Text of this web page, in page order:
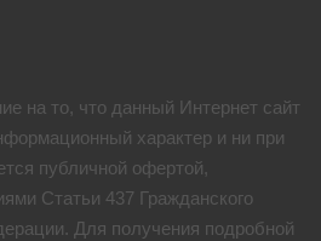
на то, что данный Интернет сайт
характер и ни при
публичной офертой,
Статьи 437 Гражданского
Для получения подробной